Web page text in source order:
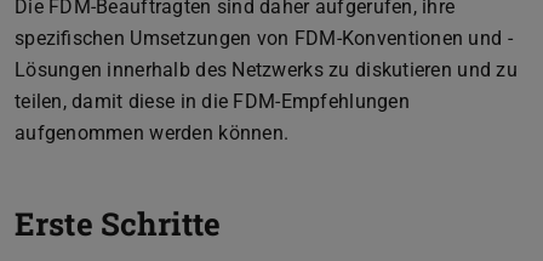
Die FDM-Beauftragten sind daher aufgerufen, ihre
spezifischen Umsetzungen von FDM-Konventionen und -
Lösungen innerhalb des Netzwerks zu diskutieren und zu
teilen, damit diese in die FDM-Empfehlungen
aufgenommen werden können.
Erste Schritte